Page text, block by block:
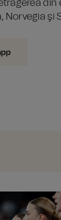
din
Norvegia şi